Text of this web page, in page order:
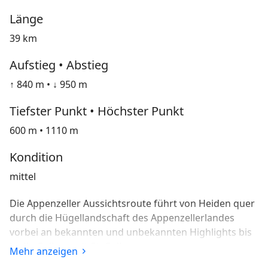
Länge
39 km
Aufstieg • Abstieg
↑ 840 m • ↓ 950 m
Tiefster Punkt • Höchster Punkt
600 m • 1110 m
Kondition
mittel
Die Appenzeller Aussichtsroute führt von Heiden quer
durch die Hügellandschaft des Appenzellerlandes
vorbei an bekannten und unbekannten Highlights bis
in die Gallusstadt St. Gallen.
Mehr anzeigen